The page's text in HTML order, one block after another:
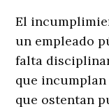
El
un empleado
falta
que
que ostentan